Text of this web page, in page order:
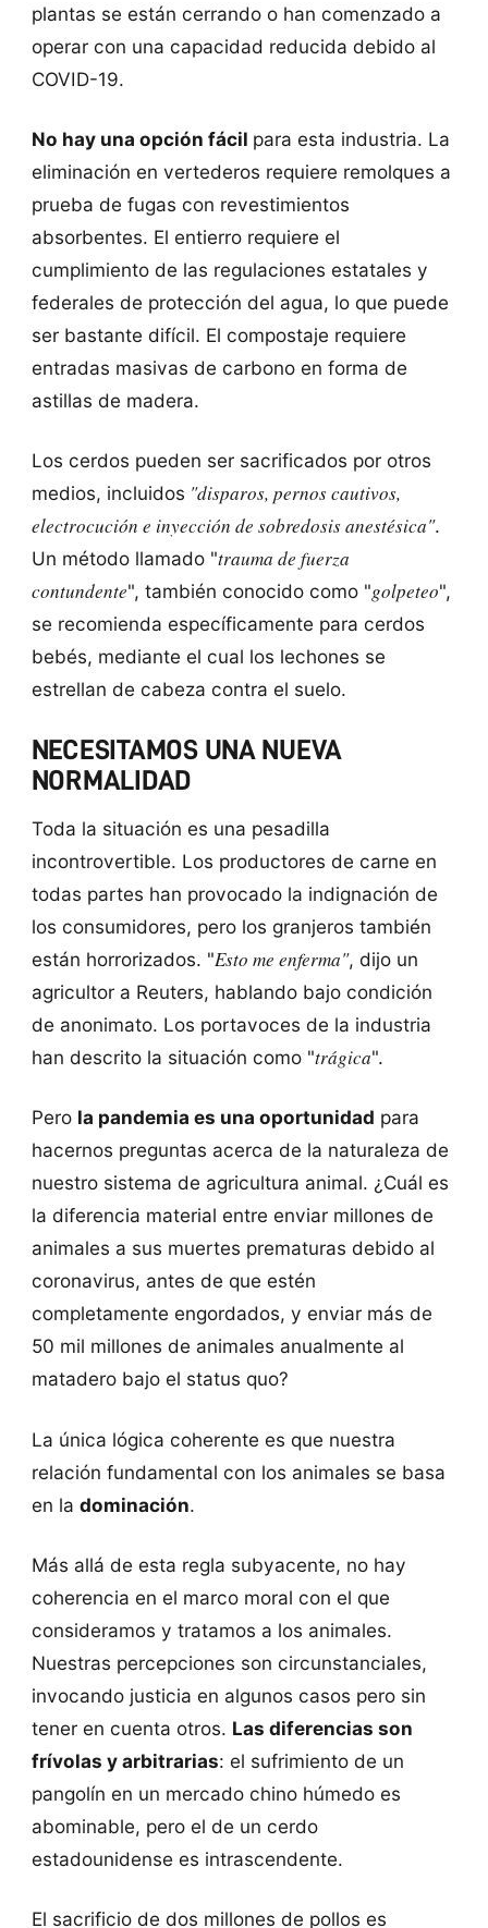
plantas se están cerrando o han comenzado a
operar con una capacidad reducida debido al
COVID-19.
No hay una opción fácil para esta industria. La
eliminación en vertederos requiere remolques a
prueba de fugas con revestimientos
absorbentes. El entierro requiere el
cumplimiento de las regulaciones estatales y
federales de protección del agua, lo que puede
ser bastante difícil. El compostaje requiere
entradas masivas de carbono en forma de
astillas de madera.
Los cerdos pueden ser sacrificados por otros
medios, incluidos "disparos, pernos cautivos,
electrocución e inyección de sobredosis anestésica".
Un método llamado "trauma de fuerza
contundente", también conocido como "golpeteo",
se recomienda específicamente para cerdos
bebés, mediante el cual los lechones se
estrellan de cabeza contra el suelo.
NECESITAMOS UNA NUEVA
NORMALIDAD
Toda la situación es una pesadilla
incontrovertible. Los productores de carne en
todas partes han provocado la indignación de
los consumidores, pero los granjeros también
están horrorizados. "Esto me enferma", dijo un
agricultor a Reuters, hablando bajo condición
de anonimato. Los portavoces de la industria
han descrito la situación como "trágica".
Pero la pandemia es una oportunidad para
hacernos preguntas acerca de la naturaleza de
nuestro sistema de agricultura animal. ¿Cuál es
la diferencia material entre enviar millones de
animales a sus muertes prematuras debido al
coronavirus, antes de que estén
completamente engordados, y enviar más de
50 mil millones de animales anualmente al
matadero bajo el status quo?
La única lógica coherente es que nuestra
relación fundamental con los animales se basa
en la dominación.
Más allá de esta regla subyacente, no hay
coherencia en el marco moral con el que
consideramos y tratamos a los animales.
Nuestras percepciones son circunstanciales,
invocando justicia en algunos casos pero sin
tener en cuenta otros. Las diferencias son
frívolas y arbitrarias: el sufrimiento de un
pangolín en un mercado chino húmedo es
abominable, pero el de un cerdo
estadounidense es intrascendente.
El sacrificio de dos millones de pollos es